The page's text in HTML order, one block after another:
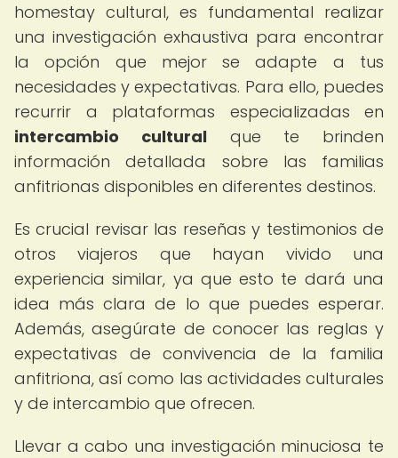
homestay cultural, es fundamental realizar
una investigación exhaustiva para encontrar
la opción que mejor se adapte a tus
necesidades y expectativas. Para ello, puedes
recurrir a plataformas especializadas en
intercambio culturalque te brinden
información detallada sobre las familias
anfitrionas disponibles en diferentes destinos.
Es crucial revisar las reseñas y testimonios de
otros viajeros que hayan vivido una
experiencia similar, ya que esto te dará una
idea más clara de lo que puedes esperar.
Además, asegúrate de conocer las reglas y
expectativas de convivencia de la familia
anfitriona, así como las actividades culturales
y de intercambio que ofrecen.
Llevar a cabo una investigación minuciosa te